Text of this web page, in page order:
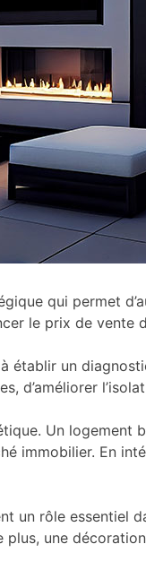
qui permet
le prix de
établir un
d’améliorer
Un
immobilier. En
un rôle essentiel
une